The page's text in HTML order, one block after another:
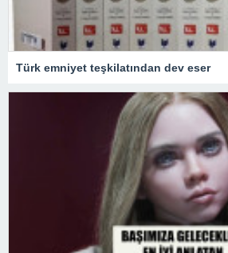
Türk emniyet teşkilatından dev eser